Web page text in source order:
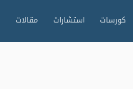
كورسات استشارات مقالات